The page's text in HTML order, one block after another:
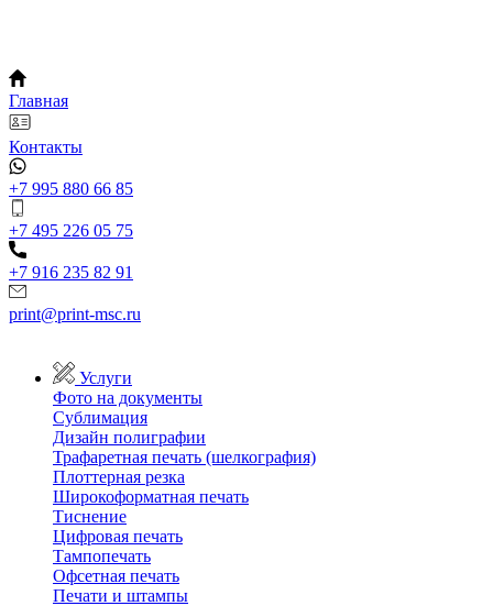
Главная
Контакты
+7 995 880 66 85
+7 495 226 05 75
+7 916 235 82 91
print@print-msc.ru
Услуги
Фото на документы
Сублимация
Дизайн полиграфии
Трафаретная печать (шелкография)
Плоттерная резка
Широкоформатная печать
Тиснение
Цифровая печать
Тампопечать
Офсетная печать
Печати и штампы